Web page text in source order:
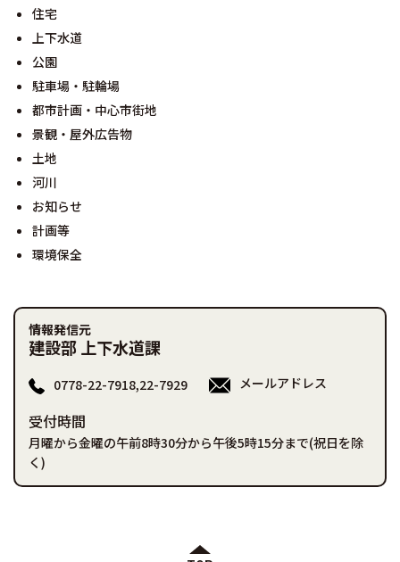
住宅
上下水道
公園
駐車場・駐輪場
都市計画・中心市街地
景観・屋外広告物
土地
河川
お知らせ
計画等
環境保全
情報発信元
建設部 上下水道課
0778-22-7918,22-7929 メールアドレス
受付時間
月曜から金曜の午前8時30分から午後5時15分まで(祝日を除
く)